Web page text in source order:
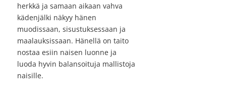
herkkä ja samaan aikaan vahva
kädenjälki näkyy hänen
muodissaan, sisustuksessaan ja
maalauksissaan. Hänellä on taito
nostaa esiin naisen luonne ja
luoda hyvin balansoituja mallistoja
naisille.